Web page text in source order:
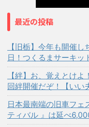
最近の投稿
【旧栃】今年も開催
日！つくるまサーキッ
【絆】お、覚えとけ
回絆開催だぞ！【いい
日本最南端の旧車フェ
ティバル 』は延べ